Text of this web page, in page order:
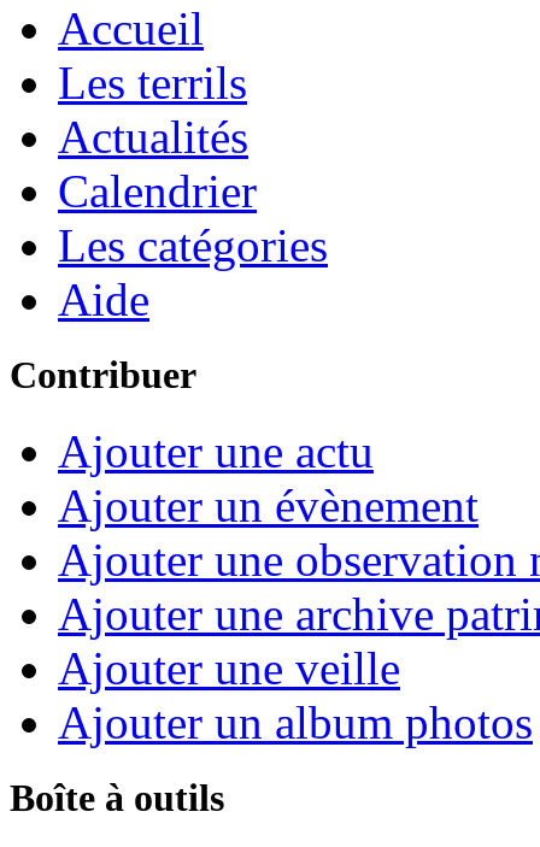
Accueil
Les terrils
Actualités
Calendrier
Les catégories
Aide
Contribuer
Ajouter une actu
Ajouter un évènement
Ajouter une observation
Ajouter une archive
Ajouter une veille
Ajouter un album photos
Boîte à outils